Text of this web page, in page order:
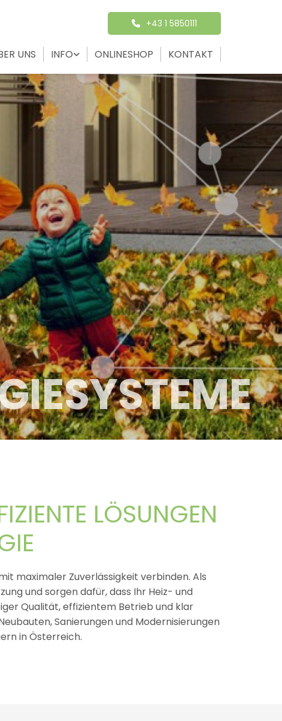
+43 1 5850111
UNS INFO ONLINESHOP KONTAKT
LÖSUNGEN
maximaler Zuverlässigkeit verbinden. Als
und sorgen dafür, dass Ihr Heiz- und
Qualität, effizientem Betrieb und klar
Sanierungen und Modernisierungen
in Österreich.